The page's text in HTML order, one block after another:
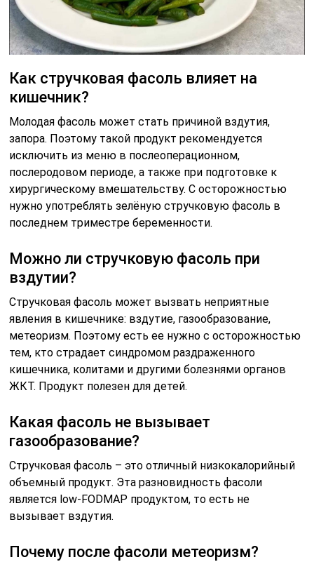
Как стручковая фасоль влияет на
кишечник?
Молодая фасоль может стать причиной вздутия,
запора. Поэтому такой продукт рекомендуется
исключить из меню в послеоперационном,
послеродовом периоде, а также при подготовке к
хирургическому вмешательству. С осторожностью
нужно употреблять зелёную стручковую фасоль в
последнем триместре беременности.
Можно ли стручковую фасоль при
вздутии?
Стручковая фасоль может вызвать неприятные
явления в кишечнике: вздутие, газообразование,
метеоризм. Поэтому есть ее нужно с осторожностью
тем, кто страдает синдромом раздраженного
кишечника, колитами и другими болезнями органов
ЖКТ. Продукт полезен для детей.
Какая фасоль не вызывает
газообразование?
Стручковая фасоль – это отличный низкокалорийный
объемный продукт. Эта разновидность фасоли
является low-FODMAP продуктом, то есть не
вызывает вздутия.
Почему после фасоли метеоризм?